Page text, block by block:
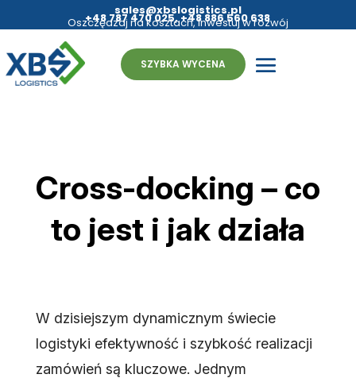
sales@xbslogistics.pl
Oszczędzaj na kosztach, inwestuj w rozwój
+48 787 470 025,+48 886 560 638
SZYBKA WYCENA
Cross-docking – co
to jest i jak działa
W dzisiejszym dynamicznym świecie
logistyki efektywność i szybkość realizacji
zamówień są kluczowe. Jednym